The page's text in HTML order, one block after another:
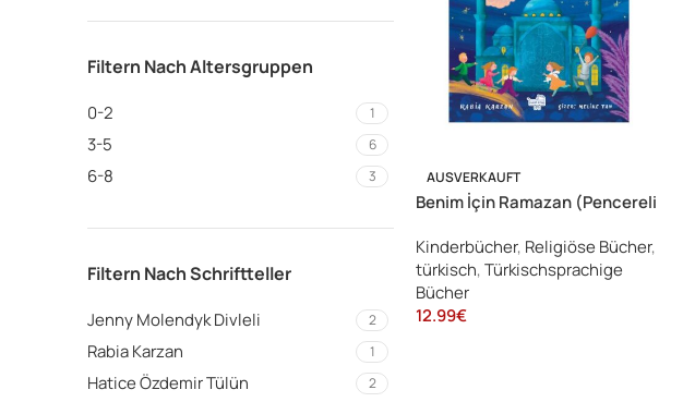
Filtern Nach Altersgruppen
0-2 1
3-5 6
6-8 3
Filtern Nach Schriftteller
Jenny Molendyk Divleli 2
Rabia Karzan 1
Hatice Özdemir Tülün 2
AUSVERKAUFT
Benim İçin Ramazan (Pencereli
Kinderbücher, Religiöse Bücher,
türkisch,Türkischsprachige
Bücher
12.99€